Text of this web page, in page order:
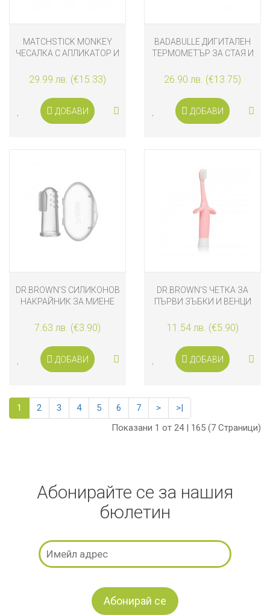
MATCHSTICK MONKEY
ЧЕСАЛКА С АПЛИКАТОР И
РОЗОВА
29.99 лв. (€15.33)
ДОБАВИ
BADABULLE ДИГИТАЛЕН
ТЕРМОМЕТЪР ЗА СТАЯ И
26.90 лв. (€13.75)
ДОБАВИ
DR.BROWN'S СИЛИКОНОВ
НАКРАЙНИК ЗА МИЕНЕ
7.63 лв. (€3.90)
ДОБАВИ
DR.BROWN'S ЧЕТКА ЗА
ПЪРВИ ЗЪБКИ И ВЕНЦИ
11.54 лв. (€5.90)
ДОБАВИ
1 2 3 4 5 6 7 >
>|
Показани 1 от 24 | 165 (7 Страници)
Абонирайте се за нашия
бюлетин